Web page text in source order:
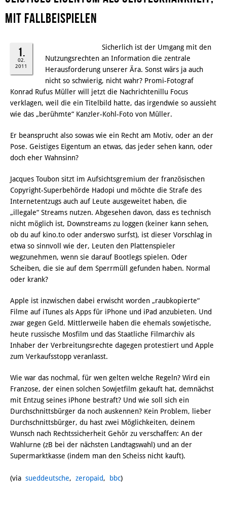
Facebook
mit Fallbeispielen
1.
02.
2011
Sicherlich ist der Umgang mit den
Nutzungsrechten an Information die zentrale
Herausforderung unserer Ära. Sonst wärs ja auch
nicht so schwierig, nicht wahr? Promi-Fotograf
Konrad Rufus Müller will jetzt die Nachrichtenillu Focus
verklagen, weil die ein Titelbild hatte, das irgendwie so aussieht
wie das „berühmte“ Kanzler-Kohl-Foto von Müller.
Er beansprucht also sowas wie ein Recht am Motiv, oder an der
Pose. Geistiges Eigentum an etwas, das jeder sehen kann, oder
doch eher Wahnsinn?
Jacques Toubon sitzt im Aufsichtsgremium der französischen
Copyright-Superbehörde Hadopi und möchte die Strafe des
Internetentzugs auch auf Leute ausgeweitet haben, die
„illegale“ Streams nutzen. Abgesehen davon, dass es technisch
nicht möglich ist, Downstreams zu loggen (keiner kann sehen,
ob du auf kino.to oder anderswo surfst), ist dieser Vorschlag in
etwa so sinnvoll wie der, Leuten den Plattenspieler
wegzunehmen, wenn sie darauf Bootlegs spielen. Oder
Scheiben, die sie auf dem Sperrmüll gefunden haben. Normal
oder krank?
Apple ist inzwischen dabei erwischt worden „raubkopierte“
Filme auf iTunes als Apps für iPhone und iPad anzubieten. Und
zwar gegen Geld. Mittlerweile haben die ehemals sowjetische,
heute russische Mosfilm und das Staatliche Filmarchiv als
Inhaber der Verbreitungsrechte dagegen protestiert und Apple
zum Verkaufsstopp veranlasst.
Wie war das nochmal, für wen gelten welche Regeln? Wird ein
Franzose, der einen solchen Sowjetfilm gekauft hat, demnächst
mit Entzug seines iPhone bestraft? Und wie soll sich ein
Durchschnittsbürger da noch auskennen? Kein Problem, lieber
Durchschnittsbürger, du hast zwei Möglichkeiten, deinem
Wunsch nach Rechtssicherheit Gehör zu verschaffen: An der
Wahlurne (zB bei der nächsten Landtagswahl) und an der
Supermarktkasse (indem man den Scheiss nicht kauft).
(via sueddeutsche, zeropaid, bbc)